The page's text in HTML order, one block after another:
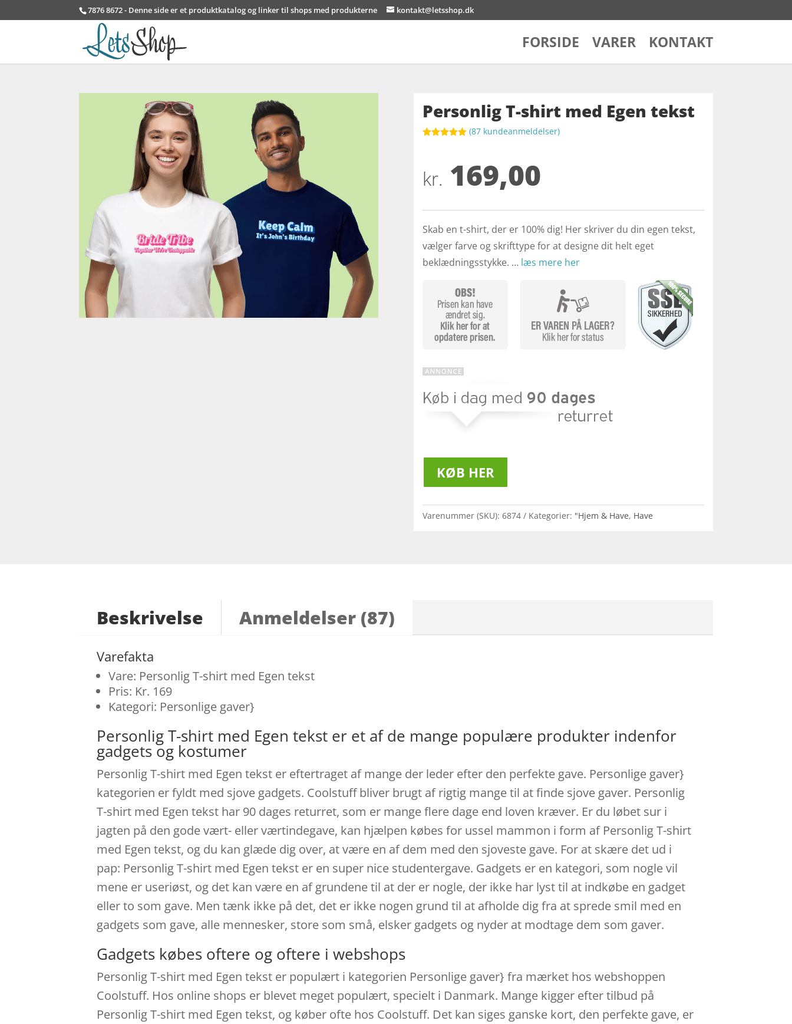
7876 8672 - Denne side er et produktkatalog og linker til shops med produkterne kontakt@letsshop.dk
FORSIDE VARER KONTAKT
Personlig T-shirt med Egen tekst
baseret på
kundebedøm
melser
(87 kundeanmeldelser)
kr. 169,00
Skab en t-shirt, der er 100% dig! Her skriver du din egen tekst,
vælger farve og skrifttype for at designe dit helt eget
beklædningsstykke. … læs mere her
KØB HER
Varenummer (SKU): 6874 Kategorier: "Hjem & Have, Have
Beskrivelse Anmeldelser (87)
Varefakta
Vare: Personlig T-shirt med Egen tekst
Pris: Kr. 169
Kategori: Personlige gaver}
Personlig T-shirt med Egen tekst er et af de mange populære produkter indenfor
gadgets og kostumer
Personlig T-shirt med Egen tekst er eftertraget af mange der leder efter den perfekte gave. Personlige gaver}
kategorien er fyldt med sjove gadgets. Coolstuff bliver brugt af rigtig mange til at finde sjove gaver. Personlig
T-shirt med Egen tekst har 90 dages returret, som er mange flere dage end loven kræver. Er du løbet sur i
jagten på den gode vært- eller værtindegave, kan hjælpen købes for ussel mammon i form af Personlig T-shirt
med Egen tekst, og du kan glæde dig over, at være en af dem med den sjoveste gave. For at skære det ud i
pap: Personlig T-shirt med Egen tekst er en super nice studentergave. Gadgets er en kategori, som nogle vil
mene er useriøst, og det kan være en af grundene til at der er nogle, der ikke har lyst til at indkøbe en gadget
eller to som gave. Men tænk ikke på det, det er ikke nogen grund til at afholde dig fra at sprede smil med en
gadgets som gave, alle mennesker, store som små, elsker gadgets og nyder at modtage dem som gaver.
Gadgets købes oftere og oftere i webshops
Personlig T-shirt med Egen tekst er populært i kategorien Personlige gaver} fra mærket hos webshoppen
Coolstuff. Hos online shops er blevet meget populært, specielt i Danmark. Mange kigger efter tilbud på
Personlig T-shirt med Egen tekst, og køber ofte hos Coolstuff. Det kan siges ganske kort, den perfekte gave, er